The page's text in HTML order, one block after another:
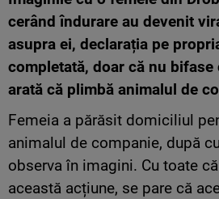
cerând îndurare au devenit
asupra ei, declarația pe
completată, doar că nu bifase
arată că plimbă animalul de
Femeia a părăsit domiciliul
animalul de companie, după
observa în imagini. Cu toate
această acțiune, se pare că